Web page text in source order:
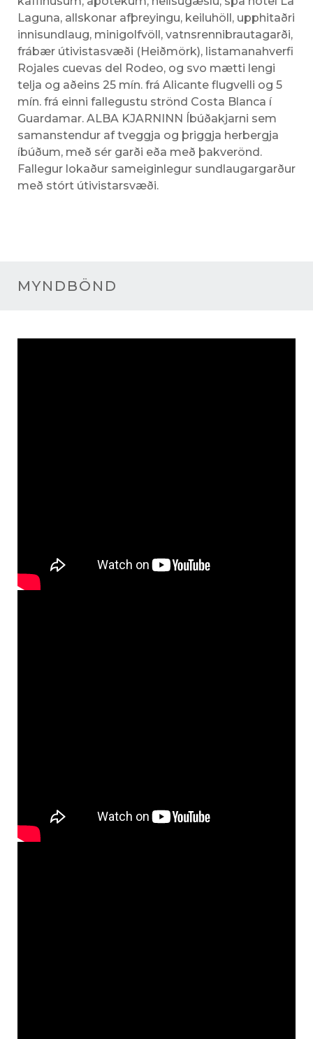
Laguna, allskonar afþreyingu, keiluhöll, upphitaðri
innisundlaug, minigolfvöll, vatnsrennibrautagarði,
frábær útivistasvæði (Heiðmörk), listamanahverfi
Rojales cuevas del Rodeo, og svo mætti lengi
telja og aðeins 25 mín. frá Alicante flugvelli og 5
mín. frá einni fallegustu strönd Costa Blanca í
Guardamar. ALBA KJARNINN Íbúðakjarni sem
samanstendur af tveggja og þriggja herbergja
íbúðum, með sér garði eða með þakverönd.
Fallegur lokaður sameiginlegur sundlaugargarður
með stórt útivistarsvæði.
MYNDBÖND